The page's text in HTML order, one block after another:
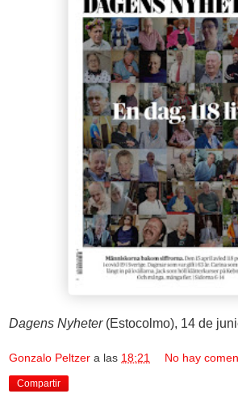
Dagens Nyheter(Estocolmo), 14 de
Gonzalo Peltzer a las 18:21 No hay
Compartir